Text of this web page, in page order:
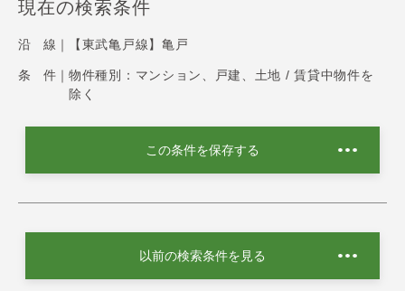
現在の検索条件
沿 線｜ 【東武亀戸線】亀戸
条 件｜ 物件種別：マンション、戸建、土地 / 賃貸中物件を
除く
この条件を保存する
以前の検索条件を見る